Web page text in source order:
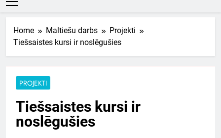
Home Maltiešu darbs
Projekti
Tiešsaistes kursi ir noslēgušies
PROJEKTI
Tiešsaistes kursi ir
noslēgušies